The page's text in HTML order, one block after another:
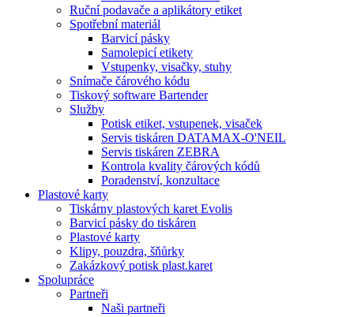
Ruční podavače a aplikátory etiket
Spotřební materiál
Barvicí pásky
Samolepicí etikety
Vstupenky, visačky, stuhy
Snímače čárového kódu
Tiskový software Bartender
Služby
Potisk etiket, vstupenek, visaček
Servis tiskáren DATAMAX-O'NEIL
Servis tiskáren ZEBRA
Kontrola kvality čárových kódů
Poradenství, konzultace
Plastové karty
Tiskárny plastových karet Evolis
Barvicí pásky do tiskáren
Plastové karty
Klipy, pouzdra, šňůrky
Zakázkový potisk plast.karet
Spolupráce
Partneři
Naši partneři